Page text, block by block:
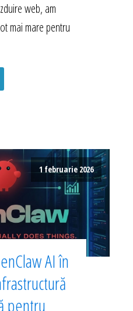
web, am
mai mare pentru
1 februarie 2026
AI în
pentru